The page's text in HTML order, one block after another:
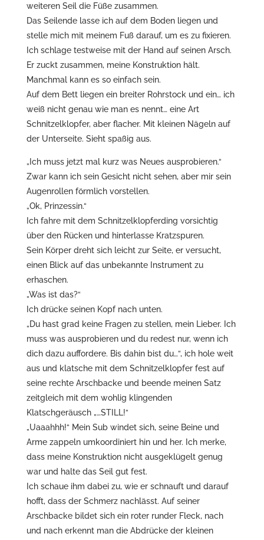
weiteren Seil die Füße zusammen.
Das Seilende lasse ich auf dem Boden liegen und
stelle mich mit meinem Fuß darauf, um es zu fixieren.
Ich schlage testweise mit der Hand auf seinen Arsch.
Er zuckt zusammen, meine Konstruktion hält.
Manchmal kann es so einfach sein.
Auf dem Bett liegen ein breiter Rohrstock und ein… ich
weiß nicht genau wie man es nennt… eine Art
Schnitzelklopfer, aber flacher. Mit kleinen Nägeln auf
der Unterseite. Sieht spaßig aus.
„Ich muss jetzt mal kurz was Neues ausprobieren.“
Zwar kann ich sein Gesicht nicht sehen, aber mir sein
Augenrollen förmlich vorstellen.
„Ok, Prinzessin.“
Ich fahre mit dem Schnitzelklopferding vorsichtig
über den Rücken und hinterlasse Kratzspuren.
Sein Körper dreht sich leicht zur Seite, er versucht,
einen Blick auf das unbekannte Instrument zu
erhaschen.
„Was ist das?“
Ich drücke seinen Kopf nach unten.
„Du hast grad keine Fragen zu stellen, mein Lieber. Ich
muss was ausprobieren und du redest nur, wenn ich
dich dazu auffordere. Bis dahin bist du…“, ich hole weit
aus und klatsche mit dem Schnitzelklopfer fest auf
seine rechte Arschbacke und beende meinen Satz
zeitgleich mit dem wohlig klingenden
Klatschgeräusch „…STILL!“
„Uaaahhh!“ Mein Sub windet sich, seine Beine und
Arme zappeln umkoordiniert hin und her. Ich merke,
dass meine Konstruktion nicht ausgeklügelt genug
war und halte das Seil gut fest.
Ich schaue ihm dabei zu, wie er schnauft und darauf
hofft, dass der Schmerz nachlässt. Auf seiner
Arschbacke bildet sich ein roter runder Fleck, nach
und nach erkennt man die Abdrücke der kleinen